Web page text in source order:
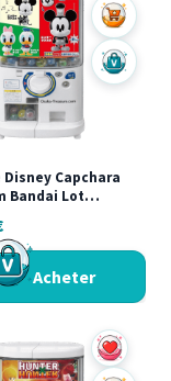
Ajouter
Acheter
Capchara
Bandai Lot
Japon
Acheter